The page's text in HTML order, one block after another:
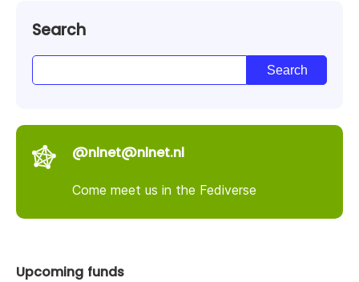
Search
@nlnet@nlnet.nl
Come meet us in the Fediverse
Upcoming funds